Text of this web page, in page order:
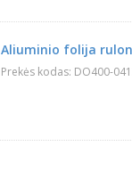
Aliuminio folija
Prekės kodas: DO400-